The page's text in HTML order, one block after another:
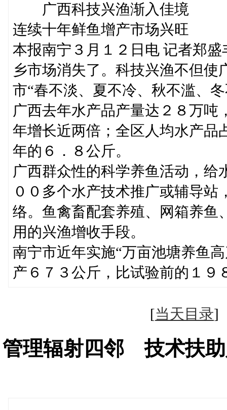
广西科技兴渔渐入佳境
连续十年鲜鱼增产市场兴旺
本报南宁３月１２日电 记者郑
乡市场消失了。科技兴渔不但
市“春不淡、夏不冷、秋不滥、
广西去年水产品产量达２８万吨
年增长近两倍；全区人均水产品
年的６．８公斤。
广西群众性的科学养鱼活动，给
００多个水产技术推广或辅导
络。鱼禽畜配套养殖、网箱养鱼
用的兴渔增收手段。
南宁市近年实施“万亩池塘养鱼
产６７３公斤，比试验前的１９
[当天目录
管理辐射四邻 技术扶助